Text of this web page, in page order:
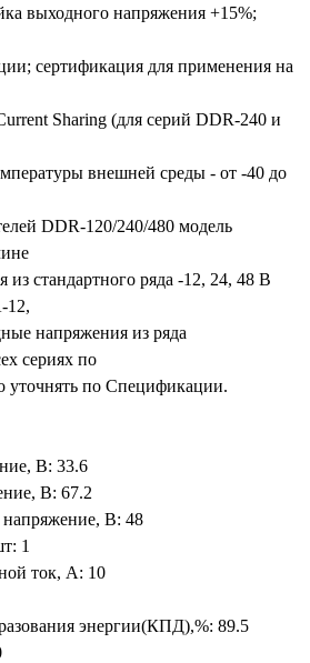
выходного напряжения +15%;
сертификация для применения на
Sharing (для серий DDR-240 и
внешней среды - от -40 до
DDR-120/240/480 модель
стандартного ряда -12, 24, 48 В
12,
напряжения из ряда
сериях по
уточнять по Спецификации.
В: 33.6
В: 67.2
В: 48
1
ток, А: 10
энергии(КПД),%: 89.5